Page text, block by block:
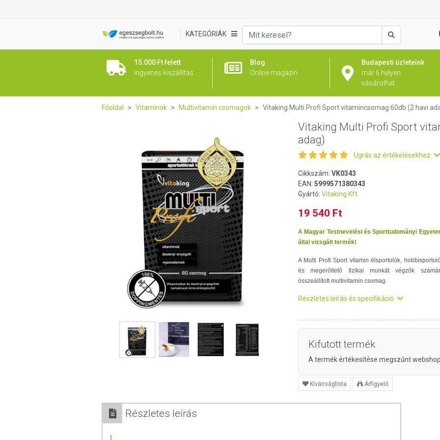
KATEGÓRIÁK
Keresés
15.000 Ft felett
ingyenes kiszállítás
Blog
Online magazin
Budapesti üzleteink
már 6 helyen
vásárolhat
Főoldal Vitaminok Multivitamin csomagok Vitaking Multi Profi Sport vitamincsomag 60db (2 havi
Vitaking Multi Profi Sport
adag)
Ugrás az értékelésekhez
Cikkszám: VK0343
EAN: 5999571380343
Gyártó: Vitaking Kft.
19 540 Ft
A Magyar Testnevelési és Sporttudományi
által vizsgált termék!
A Multi Profi Sport vitamin élsportolók,
és megerőltető fizikai munkát végzők
összeállított multivitamin csomag.
Részletes leírás és specifikáció
Kifutott termék
A termék értékesítése megszűnt
Kívánságlista Árfigyelő
Részletes leírás